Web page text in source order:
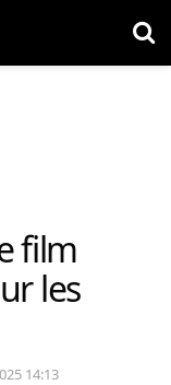
film
les
14:13